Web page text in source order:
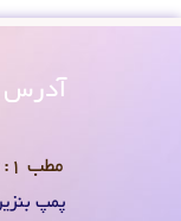
آدرس
مطب 1: